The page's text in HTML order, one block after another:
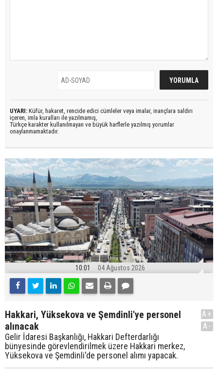
UYARI: Küfür, hakaret, rencide edici cümleler veya imalar, inançlara saldırı
içeren, imla kuralları ile yazılmamış,
Türkçe karakter kullanılmayan ve büyük harflerle yazılmış yorumlar
onaylanmamaktadır.
10:01 04 Ağustos 2026
Hakkari, Yüksekova ve Şemdinli'ye personel
alınacak
Gelir İdaresi Başkanlığı, Hakkari Defterdarlığı
bünyesinde görevlendirilmek üzere Hakkari merkez,
Yüksekova ve Şemdinli'de personel alımı yapacak.
A+
A-